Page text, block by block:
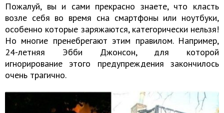
Пожалуй, вы и сами прекрасно знаете, что класть
возле себя во время сна смартфоны или ноутбуки,
особенно которые заряжаются, категорически нельзя!
Но многие пренебрегают этим правилом. Например,
24-летняя Эбби Джонсон, для которой
игнорирование этого предупреждения закончилось
очень трагично.